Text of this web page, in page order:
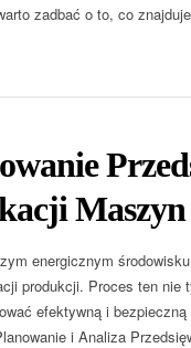
zadbać o to, co
Maszyn
energicznym
produkcji. Proces ten nie
efektywną i
i Analiza